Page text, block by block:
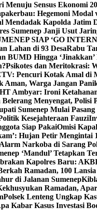
Menuju Sensus Ekonomi
Hegemoni Modal
Mendadak Kapolda Jatim
Sumenep Janji Usut
SIAP ‘GO
Lahan di 93 DesaRabu
BUMD Hingga
Psikotes dan Meritokrasi:
Pencuri Kotak Amal di
Aman, Warga Jangan
Ambyar: Ironi Ketahanan
Menyengat, Polisi
Sumenep Mulai Pasang
Kesejahteraan Fauzi
Siap PakaiOmisi
Hujan Petir Mengintai
Alarm Narkoba di Sarang
‘Mandul’ Tetapkan
Kapolres Baru:
Ramadan, 100
di Jalanan Sumenep
Ramadan,
Polsek Lenteng Ungkap
Kabar Kasus Investasi